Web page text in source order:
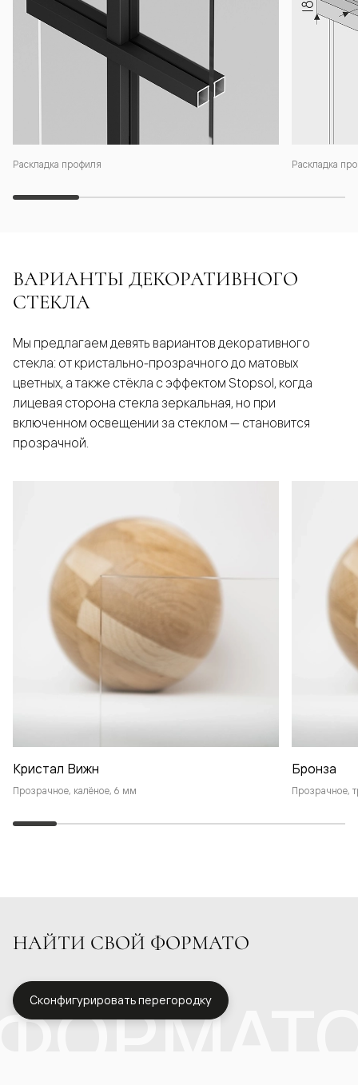
Раскладка профиля Раскладка
ВАРИАНТЫ ДЕКОРАТИВНОГО
СТЕКЛА
Мы предлагаем девять вариантов декоративного
стекла: от кристально-прозрачного до матовых
цветных, а также стёкла с эффектом Stopsol, когда
лицевая сторона стекла зеркальная, но при
включенном освещении за стеклом — становится
прозрачной.
Кристал Вижн
Прозрачное, калёное, 6 мм
Бронза
Прозрачное,
НАЙТИ СВОЙ ФОРМАТО
Сконфигурировать перегородку